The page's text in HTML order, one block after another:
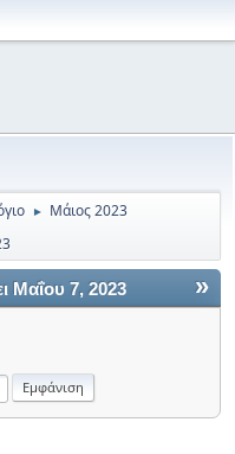
► Μάιος 2023
»
Μαΐου 7, 2023